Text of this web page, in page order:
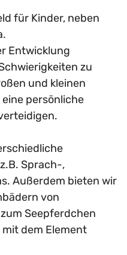
für Kinder, neben
Entwicklung
zu
und kleinen
persönliche
Sprach-,
Außerdem bieten wir
von
Seepferdchen
dem Element